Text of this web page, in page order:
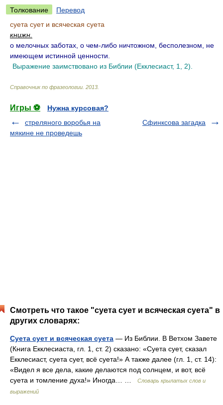
Толкование
Перевод
суета сует и всяческая суета
книжн.
о мелочных заботах, о чем-либо ничтожном, бесполезном, не
имеющем истинной ценности.
Выражение заимствовано из Библии (Екклесиаст, 1, 2).
Справочник по фразеологии 2013
Игры ⚽
Нужна курсовая?
стреляного воробья на
мякине не проведешь
Сфинксова загадка
Смотреть что такое "суета сует и всяческая суета" в
других словарях:
Суета сует и всяческая суета — Из Библии. В Ветхом Завете
(Книга Екклесиаста, гл. 1, ст. 2) сказано: «Суета сует, сказал
Екклесиаст, суета сует, всё суета!» А также далее (гл. 1, ст. 14):
«Видел я все дела, какие делаются под солнцем, и вот, всё
суета и томление духа!» Иногда… …
Словарь крылатых слов и
выражений